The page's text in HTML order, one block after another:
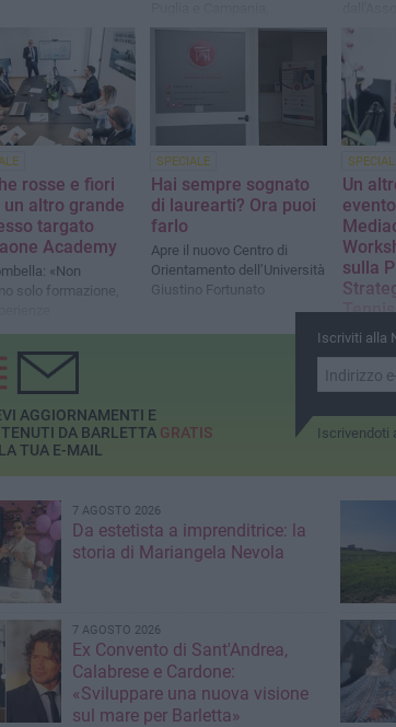
promossa da MB CLEANING
Sud"
rosse e fiori
un altro grande
targato
Academy
«Non
solo formazione,
SPECIALE
Hai sempre sognato
di laurearti? Ora puoi
farlo
Apre il nuovo Centro di
Orientamento dell’Università
Giustino Fortunato
Un
sulla
Lunedì
dalle
scena
grande
Iscriviti alla
Iscrivendoti
AGGIORNAMENTI E
DA BARLETTA GRATIS
TUA E-MAIL
7 AGOSTO 2026
Da estetista a imprenditrice: la
storia di Mariangela Nevola
7 AGOSTO 2026
Ex Convento di Sant'Andrea,
Calabrese e Cardone:
«Sviluppare una nuova visione
sul mare per Barletta»